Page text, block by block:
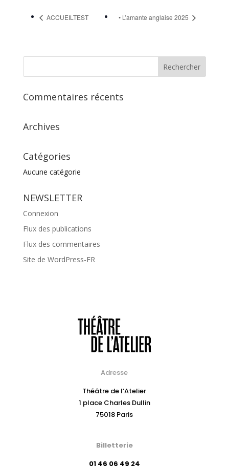
ACCUEILTEST • L’amante anglaise 2025
Commentaires récents
Archives
Catégories
Aucune catégorie
NEWSLETTER
Connexion
Flux des publications
Flux des commentaires
Site de WordPress-FR
Adresse
Théâtre de l’Atelier
1 place Charles Dullin
75018 Paris
Billetterie
01 46 06 49 24